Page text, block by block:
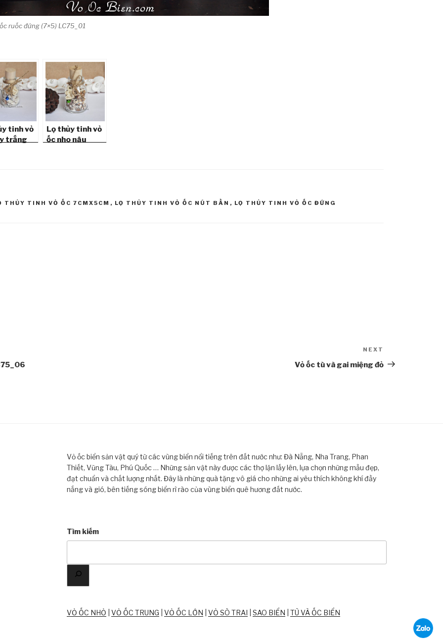
ruốc đứng (7×5) LC75_01
tinh vỏ
trắng
Lọ thủy tinh vỏ
ốc nho nâu
THỦY TINH VỎ ỐC 7CMX5CM , LỌ THỦY TINH VỎ ỐC NÚT BẦN , LỌ THỦY TINH VỎ ỐC ĐỨNG
Post
NEXT
Vỏ ốc tù và gai miệng đỏ
Vỏ ốc biển sản vật quý từ các vùng biển nổi tiếng trên đất nước như: Đà Nẵng, Nha Trang, Phan
Thiết, Vũng Tàu, Phú Quốc … Những sản vật này được các thợ lặn lấy lên, lựa chọn những mẫu đẹp,
đạt chuẩn và chất lượng nhất. Đây là những quà tặng vô giá cho những ai yêu thích không khí đầy
nắng và gió, bên tiếng sóng biển rì rào của vùng biển quê hương đất nước.
Tìm kiếm
VỎ ỐC NHỎ VỎ ỐC TRUNG VỎ ỐC LỚN VỎ SÒ TRAI SAO BIỂN TÙ VÀ ỐC BIỂN